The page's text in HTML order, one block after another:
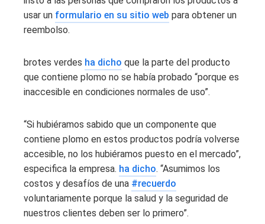
usar un formulario en su sitio web para obtener un
reembolso.
brotes verdes ha dicho que la parte del producto
que contiene plomo no se había probado “porque es
inaccesible en condiciones normales de uso”.
“Si hubiéramos sabido que un componente que
contiene plomo en estos productos podría volverse
accesible, no los hubiéramos puesto en el mercado”,
especifica la empresa. ha dicho. “Asumimos los
costos y desafíos de una #recuerdo
voluntariamente porque la salud y la seguridad de
nuestros clientes deben ser lo primero”.